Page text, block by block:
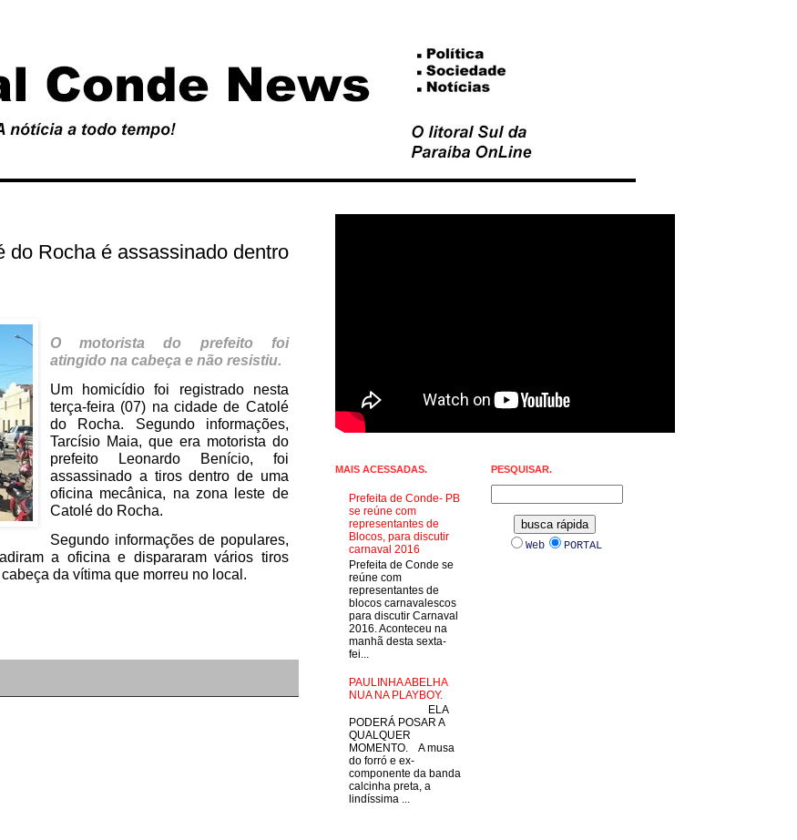
do Rocha é assassinado dentro
O motorista do prefeito foi
atingido na cabeça e não resistiu.
Um homicídio foi registrado nesta
terça-feira (07) na cidade de Catolé
do Rocha. Segundo informações,
Tarcísio Maia, que era motorista do
prefeito Leonardo Benício, foi
assassinado a tiros dentro de uma
oficina mecânica, na zona leste de
Catolé do Rocha.
Segundo informações de populares,
a oficina e dispararam vários tiros
da vítima que morreu no local.
MAIS ACESSADAS.
Prefeita de Conde- PB
se reúne com
representantes de
Blocos, para discutir
carnaval 2016
Prefeita de Conde se
reúne com
representantes de
blocos carnavalescos
para discutir Carnaval
2016. Aconteceu na
manhã desta sexta-
fei...
PAULINHA ABELHA
NUA NA PLAYBOY.
ELA
PODERÁ POSAR A
QUALQUER
MOMENTO. A musa
do forró e ex-
componente da banda
calcinha preta, a
lindíssima ...
PESQUISAR.
Web PORTAL